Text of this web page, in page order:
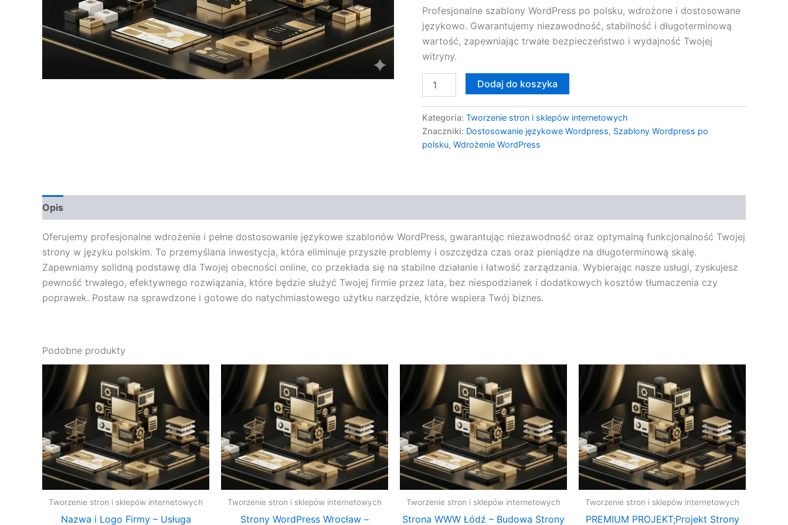
Profesjonalne szablony WordPress po polsku, wdrożone i dostosowane
językowo. Gwarantujemy niezawodność, stabilność i długoterminową
wartość, zapewniając trwałe bezpieczeństwo i wydajność Twojej
witryny.
Szablonu
Dodaj do koszyka
Kategoria: Tworzenie stron i sklepów internetowych
Znaczniki: Dostosowanie językowe Wordpress, Szablony Wordpress po
polsku, Wdrożenie WordPress
Opis
Oferujemy profesjonalne wdrożenie i pełne dostosowanie językowe szablonów WordPress, gwarantując niezawodność oraz optymalną funkcjonalność Twojej
strony w języku polskim. To przemyślana inwestycja, która eliminuje przyszłe problemy i oszczędza czas oraz pieniądze na długoterminową skalę.
Zapewniamy solidną podstawę dla Twojej obecności online, co przekłada się na stabilne działanie i łatwość zarządzania. Wybierając nasze usługi, zyskujesz
pewność trwałego, efektywnego rozwiązania, które będzie służyć Twojej firmie przez lata, bez niespodzianek i dodatkowych kosztów tłumaczenia czy
poprawek. Postaw na sprawdzone i gotowe do natychmiastowego użytku narzędzie, które wspiera Twój biznes.
Podobne produkty
Tworzenie stron i sklepów internetowych
Nazwa i Logo Firmy – Usługa
Tworzenie stron i sklepów internetowych
Strony WordPress Wrocław –
Tworzenie stron i sklepów internetowych
Strona WWW Łódź – Budowa Strony
Tworzenie stron i sklepów internetowych
PREMIUM PROJEKT;Projekt Strony